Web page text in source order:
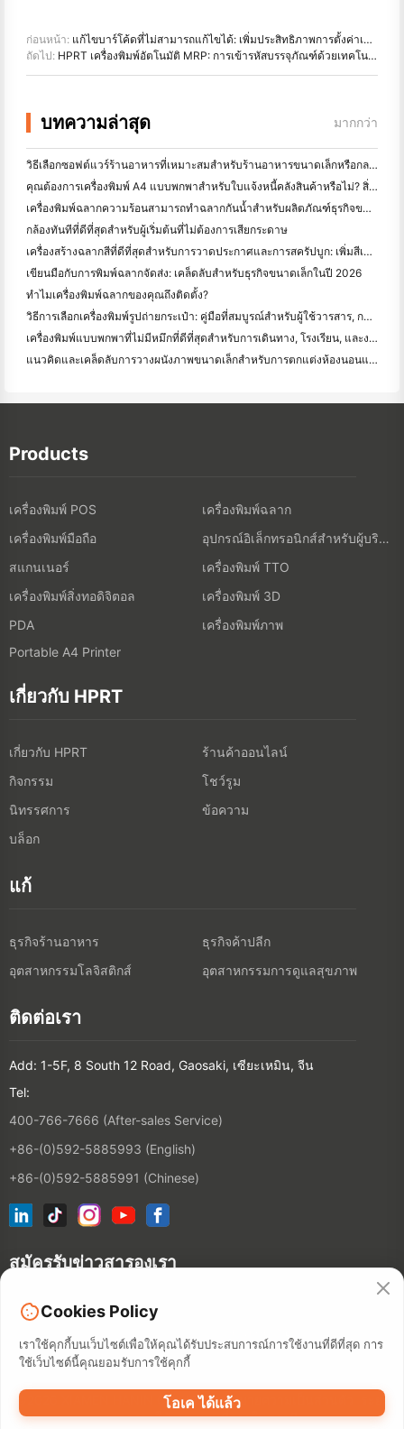
ก่อนหน้า: แก้ไขบาร์โค้ดที่ไม่สามารถแก้ไขได้: เพิ่มประสิทธิภาพการตั้งค่าเครื่องพิมพ์และสแกนเนอร์
ถัดไป: HPRT เครื่องพิมพ์อัตโนมัติ MRP: การเข้ารหัสบรรจุภัณฑ์ด้วยเทคโนโลยีการถ่ายเทความร้อนขั้นสูง
บทความล่าสุด มากกว่า
วิธีเลือกซอฟต์แวร์ร้านอาหารที่เหมาะสมสำหรับร้านอาหารขนาดเล็กหรือกลางของคุณ
คุณต้องการเครื่องพิมพ์ A4 แบบพกพาสำหรับใบแจ้งหนี้คลังสินค้าหรือไม่? สิ่งที่ทํางานจริง
เครื่องพิมพ์ฉลากความร้อนสามารถทำฉลากกันน้ำสำหรับผลิตภัณฑ์ธุรกิจขนาดเล็กได้หรือไม่?
กล้องทันทีที่ดีที่สุดสําหรับผู้เริ่มต้นที่ไม่ต้องการเสียกระดาษ
เครื่องสร้างฉลากสีที่ดีที่สุดสําหรับการวาดประกาศและการสครัปบูก: เพิ่มสีเพิ่มเติมในทุกหน้า
เขียนมือกับการพิมพ์ฉลากจัดส่ง: เคล็ดลับสําหรับธุรกิจขนาดเล็กในปี 2026
ทำไมเครื่องพิมพ์ฉลากของคุณถึงติดตั้ง?
วิธีการเลือกเครื่องพิมพ์รูปถ่ายกระเป๋า: คู่มือที่สมบูรณ์สําหรับผู้ใช้วารสาร, การเดินทาง, และ iPhone
เครื่องพิมพ์แบบพกพาที่ไม่มีหมึกที่ดีที่สุดสําหรับการเดินทาง, โรงเรียน, และงานมือถือ: Hanin MT620 Pro รีวิว
แนวคิดและเคล็ดลับการวางผนังภาพขนาดเล็กสำหรับการตกแต่งห้องนอนและห้องพัก
Products
เครื่องพิมพ์ POS
เครื่องพิมพ์ฉลาก
เครื่องพิมพ์มือถือ
อุปกรณ์อิเล็กทรอนิกส์สำหรับผู้บริโภค
สแกนเนอร์
เครื่องพิมพ์ TTO
เครื่องพิมพ์สิ่งทอดิจิตอล
เครื่องพิมพ์ 3D
PDA
เครื่องพิมพ์ภาพ
Portable A4 Printer
เกี่ยวกับ HPRT
เกี่ยวกับ HPRT
ร้านค้าออนไลน์
กิจกรรม
โชว์รูม
นิทรรศการ
ข้อความ
บล็อก
แก้
ธุรกิจร้านอาหาร
ธุรกิจค้าปลีก
อุตสาหกรรมโลจิสติกส์
อุตสาหกรรมการดูแลสุขภาพ
ติดต่อเรา
Add: 1-5F, 8 South 12 Road, Gaosaki, เซียะเหมิน, จีน
Tel:
400-766-7666 (After-sales Service)
+86-(0)592-5885993 (English)
+86-(0)592-5885991 (Chinese)
สมัครรับข่าวสารองเรา
©2026 XIAMEN HANIN CO., LTD.นโยบายความเป็นส่วนตัว
ระยะ
เวลาการใช้งาน แผนที่ภายในสถานี
Cookies Policy
เราใช้คุกกี้บนเว็บไซต์เพื่อให้คุณได้รับประสบการณ์การใช้งานที่ดีที่สุด การ
ใช้เว็บไซต์นี้คุณยอมรับการใช้คุกกี้
โอเค ได้แล้ว